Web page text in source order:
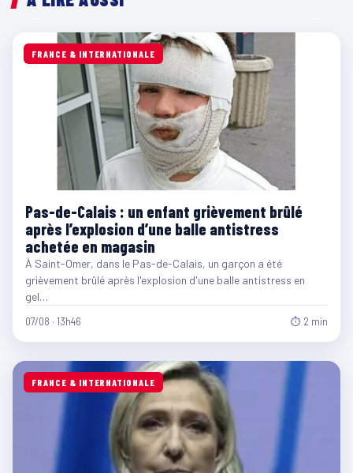
FRANCE & INTERNATIONALE
Pas-de-Calais : un enfant grièvement brûlé
après l’explosion d’une balle antistress
achetée en magasin
À Saint-Omer, dans le Pas-de-Calais, un garçon a été
grièvement brûlé après l'explosion d'une balle antistress en
gel…
07/08 · 13h46 ⏱ 2 min
FRANCE & INTERNATIONALE